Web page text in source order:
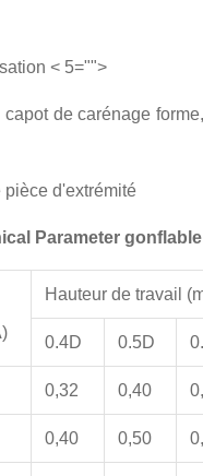
< 5="">
de carénage
d'extrémité
Parameter gonflable
Hauteur de travail
0.4D 0.5D
0,32 0,40
0,40 0,50